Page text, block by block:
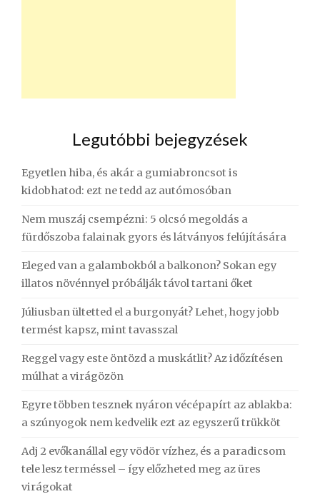
Legutóbbi bejegyzések
Egyetlen hiba, és akár a gumiabroncsot is
kidobhatod: ezt ne tedd az autómosóban
Nem muszáj csempézni: 5 olcsó megoldás a
fürdőszoba falainak gyors és látványos felújítására
Eleged van a galambokból a balkonon? Sokan egy
illatos növénnyel próbálják távol tartani őket
Júliusban ültetted el a burgonyát? Lehet, hogy jobb
termést kapsz, mint tavasszal
Reggel vagy este öntözd a muskátlit? Az időzítésen
múlhat a virágözön
Egyre többen tesznek nyáron vécépapírt az ablakba:
a szúnyogok nem kedvelik ezt az egyszerű trükköt
Adj 2 evőkanállal egy vödör vízhez, és a paradicsom
tele lesz terméssel – így előzheted meg az üres
virágokat